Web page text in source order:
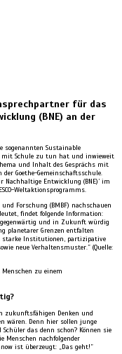
für das
(BNE) an der
sogenannten Sustainable
mit Schule zu tun hat und inwieweit
und Inhalt des Gesprächs mit
Goethe-Gemeinschaftsschule.
Entwicklung (BNE)’ im
Weltaktionsprogramms.
Forschung (BMBF) nachschauen
findet folgende Information:
und in Zukunft würdig
planetarer Grenzen entfalten
starke Institutionen, partizipative
neue Verhaltensmuster.” (Quelle:
zu einem
zukunftsfähigen Denken und
wären. Denn hier sollen junge
das denn schon? Können sie
Menschen nachfolgender
ist überzeugt: „Das geht!”